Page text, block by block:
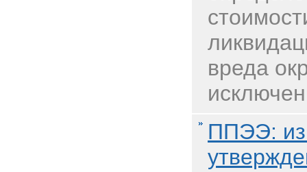
вреда
ППЭЭ: